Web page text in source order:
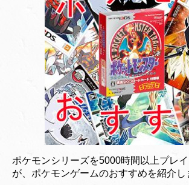
ポケモンシリーズを5000時間以上プレ
が、ポケモンゲームのおすすめを紹介し